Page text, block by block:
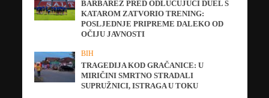
BARBAREZ PRED ODLUČUJUĆI DUEL S
KATAROM ZATVORIO TRENING:
POSLJEDNJE PRIPREME DALEKO OD
OČIJU JAVNOSTI
BIH
TRAGEDIJA KOD GRAČANICE: U
MIRIČINI SMRTNO STRADALI
SUPRUŽNICI, ISTRAGA U TOKU